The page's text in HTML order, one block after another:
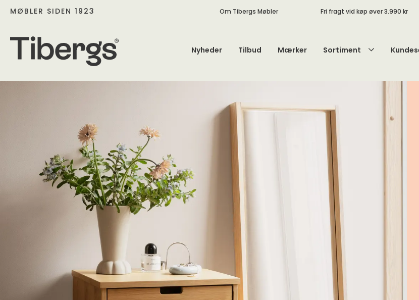
MØBLER SIDEN 1923 Om Tibergs Møbler Fri fragt vid køp øver 3.990 kr
Nyheder Tilbud Mærker Sortiment